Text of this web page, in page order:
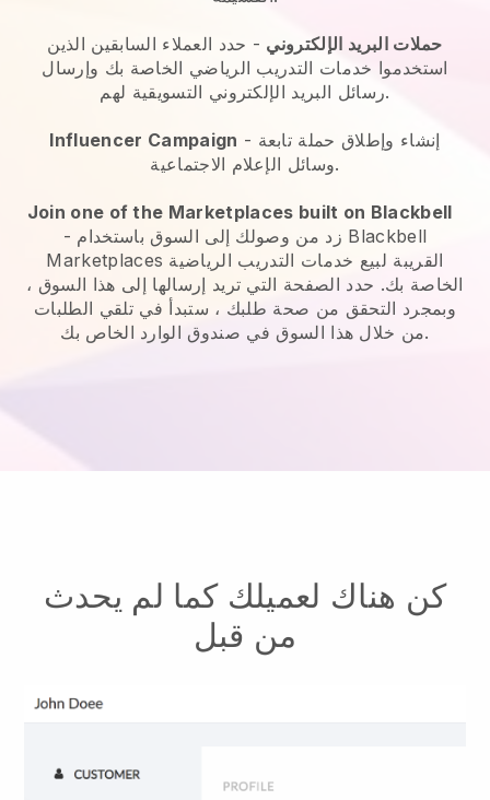
حملات البريد الإلكتروني - حدد العملاء السابقين الذين
استخدموا خدمات التدريب الرياضي الخاصة بك وإرسال
رسائل البريد الإلكتروني التسويقية لهم.
Influencer Campaign - إنشاء وإطلاق حملة تابعة
وسائل الإعلام الاجتماعية.
Join one of the Marketplaces built on Blackbell
- زد من وصولك إلى السوق باستخدام Blackbell
Marketplaces القريبة لبيع خدمات التدريب الرياضية
الخاصة بك. حدد الصفحة التي تريد إرسالها إلى هذا السوق ،
وبمجرد التحقق من صحة طلبك ، ستبدأ في تلقي الطلبات
من خلال هذا السوق في صندوق الوارد الخاص بك.
كن هناك لعميلك كما لم يحدث
من قبل